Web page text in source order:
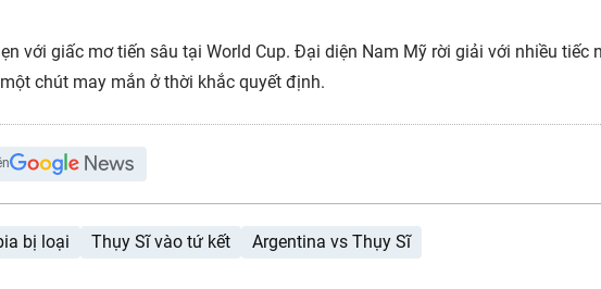
với giấc mơ tiến sâu tại World Cup. Đại diện Nam Mỹ rời giải với nhiều tiếc
chút may mắn ở thời khắc quyết định.
bị loại Thụy Sĩ vào tứ kết Argentina vs Thụy Sĩ